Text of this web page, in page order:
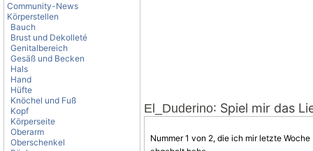
Community-News
Körperstellen
Bauch
Brust und Dekolleté
Genitalbereich
Gesäß und Becken
Hals
Hand
Hüfte
Knöchel und Fuß
Kopf
Körperseite
Oberarm
Oberschenkel
El_Duderino: Spiel mir das
Nummer 1 von 2, die ich mir letzte